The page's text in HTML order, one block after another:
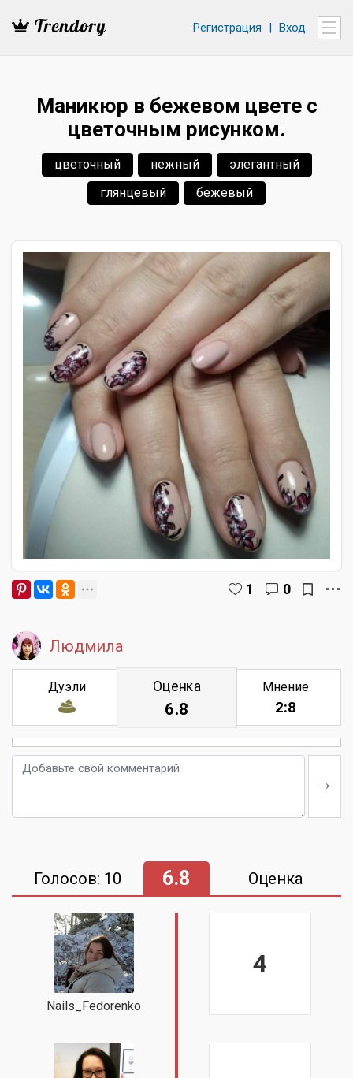
Регистрация | Вход
Маникюр в бежевом цвете с
цветочным рисунком.
цветочный нежный
элегантный
глянцевый
бежевый
1 0
Людмила
Дуэли Оценка
6.8
Мнение
2:8
Голосов: 10 6.8 Оценка
Nails_Fedorenko
4